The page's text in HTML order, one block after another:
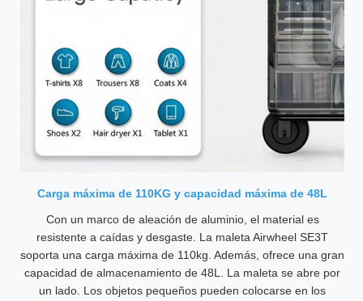
Carga máxima de 110KG y capacidad máxima de 48L
Con un marco de aleación de aluminio, el material es
resistente a caídas y desgaste. La maleta Airwheel SE3T
soporta una carga máxima de 110kg. Además, ofrece una gran
capacidad de almacenamiento de 48L. La maleta se abre por
un lado. Los objetos pequeños pueden colocarse en los